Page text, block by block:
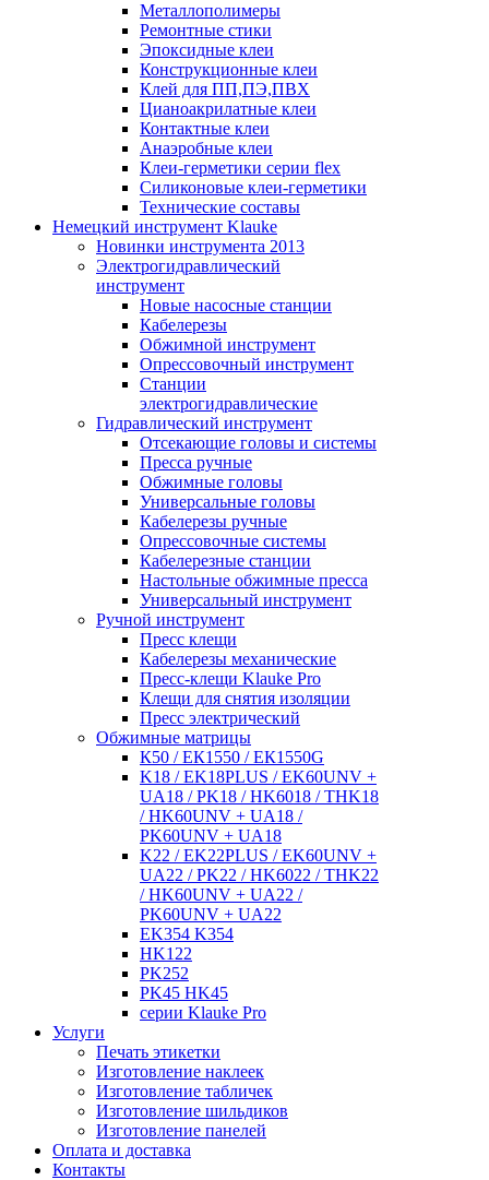
Металлополимеры
Ремонтные стики
Эпоксидные клеи
Конструкционные клеи
Клей для ПП,ПЭ,ПВХ
Цианоакрилатные клеи
Контактные клеи
Анаэробные клеи
Клеи-герметики серии flex
Силиконовые клеи-герметики
Технические составы
Немецкий инструмент Klauke
Новинки инструмента 2013
Электрогидравлический
инструмент
Новые насосные станции
Кабелерезы
Обжимной инструмент
Опрессовочный инструмент
Станции
электрогидравлические
Гидравлический инструмент
Отсекающие головы и системы
Пресса ручные
Обжимные головы
Универсальные головы
Кабелерезы ручные
Опрессовочные системы
Кабелерезные станции
Настольные обжимные пресса
Универсальный инструмент
Ручной инструмент
Пресс клещи
Кабелерезы механические
Пресс-клещи Klauke Pro
Клещи для снятия изоляции
Пресс электрический
Обжимные матрицы
К50 / ЕК1550 / ЕК1550G
K18 / EK18PLUS / EK60UNV +
UA18 / PK18 / HK6018 / THK18
/ HK60UNV + UA18 /
PK60UNV + UA18
K22 / EK22PLUS / EK60UNV +
UA22 / PK22 / HK6022 / THK22
/ HK60UNV + UA22 /
PK60UNV + UA22
EK354 K354
HK122
PK252
PK45 HK45
серии Klauke Pro
Услуги
Печать этикетки
Изготовление наклеек
Изготовление табличек
Изготовление шильдиков
Изготовление панелей
Оплата и доставка
Контакты